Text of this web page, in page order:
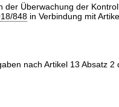
der Überwachung der
848 in Verbindung mit
nach Artikel 13 Absatz 2